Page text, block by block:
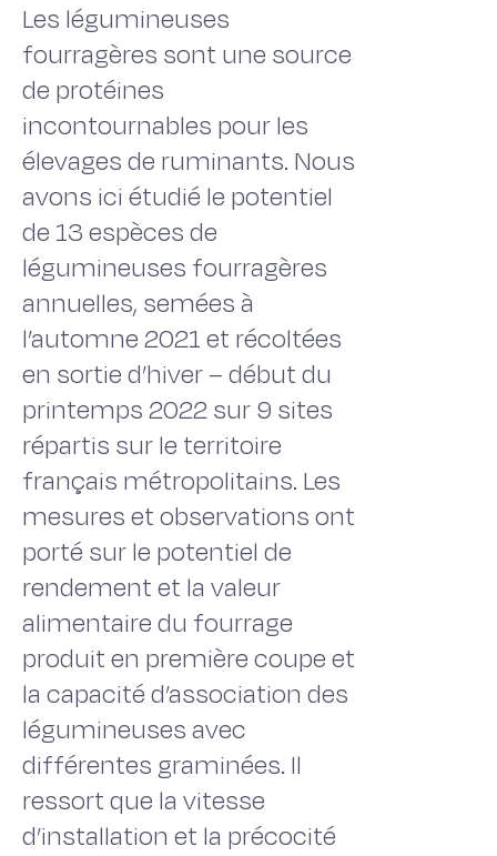
Les légumineuses
fourragères sont une source
de protéines
incontournables pour les
élevages de ruminants. Nous
avons ici étudié le potentiel
de 13 espèces de
légumineuses fourragères
annuelles, semées à
l’automne 2021 et récoltées
en sortie d’hiver – début du
printemps 2022 sur 9 sites
répartis sur le territoire
français métropolitains. Les
mesures et observations ont
porté sur le potentiel de
rendement et la valeur
alimentaire du fourrage
produit en première coupe et
la capacité d’association des
légumineuses avec
différentes graminées. Il
ressort que la vitesse
d’installation et la précocité